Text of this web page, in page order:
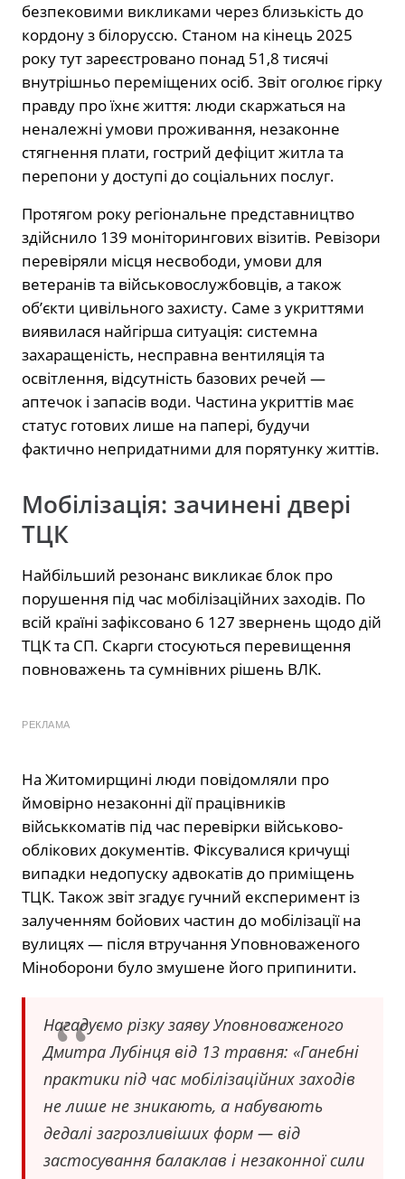
безпековими викликами через близькість до
кордону з білоруссю. Станом на кінець 2025
року тут зареєстровано понад 51,8 тисячі
внутрішньо переміщених осіб. Звіт оголює гірку
правду про їхнє життя: люди скаржаться на
неналежні умови проживання, незаконне
стягнення плати, гострий дефіцит житла та
перепони у доступі до соціальних послуг.
Протягом року регіональне представництво
здійснило 139 моніторингових візитів. Ревізори
перевіряли місця несвободи, умови для
ветеранів та військовослужбовців, а також
об’єкти цивільного захисту. Саме з укриттями
виявилася найгірша ситуація: системна
захаращеність, несправна вентиляція та
освітлення, відсутність базових речей —
аптечок і запасів води. Частина укриттів має
статус готових лише на папері, будучи
фактично непридатними для порятунку життів.
Мобілізація: зачинені двері
ТЦК
Найбільший резонанс викликає блок про
порушення під час мобілізаційних заходів. По
всій країні зафіксовано 6 127 звернень щодо дій
ТЦК та СП. Скарги стосуються перевищення
повноважень та сумнівних рішень ВЛК.
РЕКЛАМА
На Житомирщині люди повідомляли про
ймовірно незаконні дії працівників
військкоматів під час перевірки військово-
облікових документів. Фіксувалися кричущі
випадки недопуску адвокатів до приміщень
ТЦК. Також звіт згадує гучний експеримент із
залученням бойових частин до мобілізації на
вулицях — після втручання Уповноваженого
Міноборони було змушене його припинити.
Нагадуємо різку заяву Уповноваженого
Дмитра Лубінця від 13 травня: «Ганебні
практики під час мобілізаційних заходів
не лише не зникають, а набувають
дедалі загрозливіших форм — від
застосування балаклав і незаконної сили